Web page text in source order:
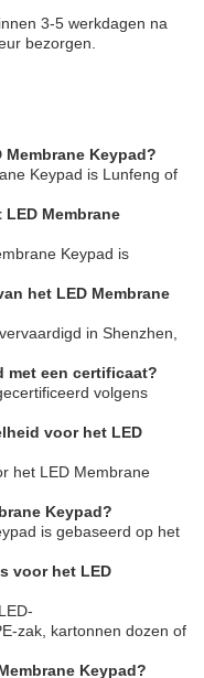
3-5 werkdagen na
bezorgen.
Membrane Keypad?
Keypad is Lunfeng of
Membrane
Keypad is
het LED Membrane
in Shenzhen,
met een certificaat?
volgens
voor het LED
het LED Membrane
Keypad?
is gebaseerd op het
voor het LED
zak, kartonnen dozen of
Keypad?